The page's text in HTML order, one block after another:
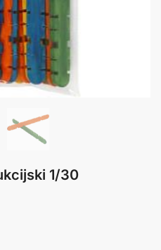
1/30